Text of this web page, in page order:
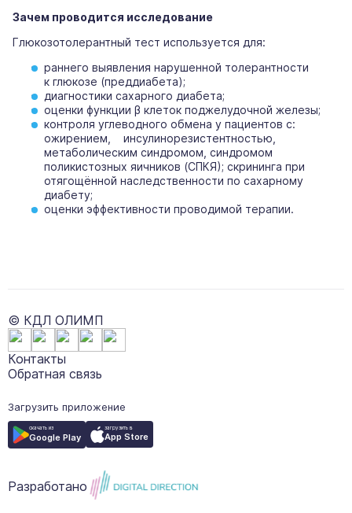
Зачем проводится исследование
Глюкозотолерантный тест используется для:
раннего выявления нарушенной толерантности
к глюкозе (преддиабета);
диагностики сахарного диабета;
оценки функции β клеток поджелудочной железы;
контроля углеводного обмена у пациентов с:
ожирением, инсулинорезистентностью,
метаболическим синдромом, синдромом
поликистозных яичников (СПКЯ); скрининга при
отягощённой наследственности по сахарному
диабету;
оценки эффективности проводимой терапии.
© КДЛ ОЛИМП
Контакты
Обратная связь
Загрузить приложение
скачать из
Google Play
загрузить в
App Store
Разработано